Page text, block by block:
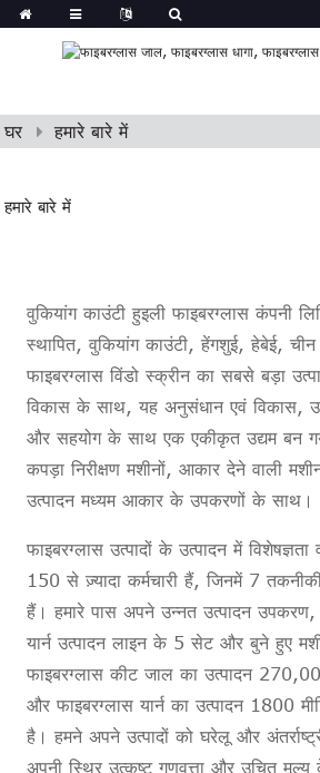
घर हमारे बारे में
हमारे बारे में
वुकियांग काउंटी हुइली फाइबरग्लास कंपनी
स्थापित, वुकियांग काउंटी, हेंगशुई, हेबेई,
फाइबरग्लास विंडो स्क्रीन का सबसे बड़ा
विकास के साथ, यह अनुसंधान एवं विकास,
और सहयोग के साथ एक एकीकृत उद्यम बन
कपड़ा निरीक्षण मशीनों, आकार देने वाली
उत्पादन मध्यम आकार के उपकरणों के साथ।
फाइबरग्लास उत्पादों के उत्पादन में विशेषज्ञता
150 से ज़्यादा कर्मचारी हैं, जिनमें 7 तकनीकी
हैं। हमारे पास अपने उन्नत उत्पादन उपकरण,
यार्न उत्पादन लाइन के 5 सेट और बुने हुए
फाइबरग्लास कीट जाल का उत्पादन
और फाइबरग्लास यार्न का उत्पादन 1800
है। हमने अपने उत्पादों को घरेलू और
अपनी स्थिर उत्कृष्ट गुणवत्ता और उचित